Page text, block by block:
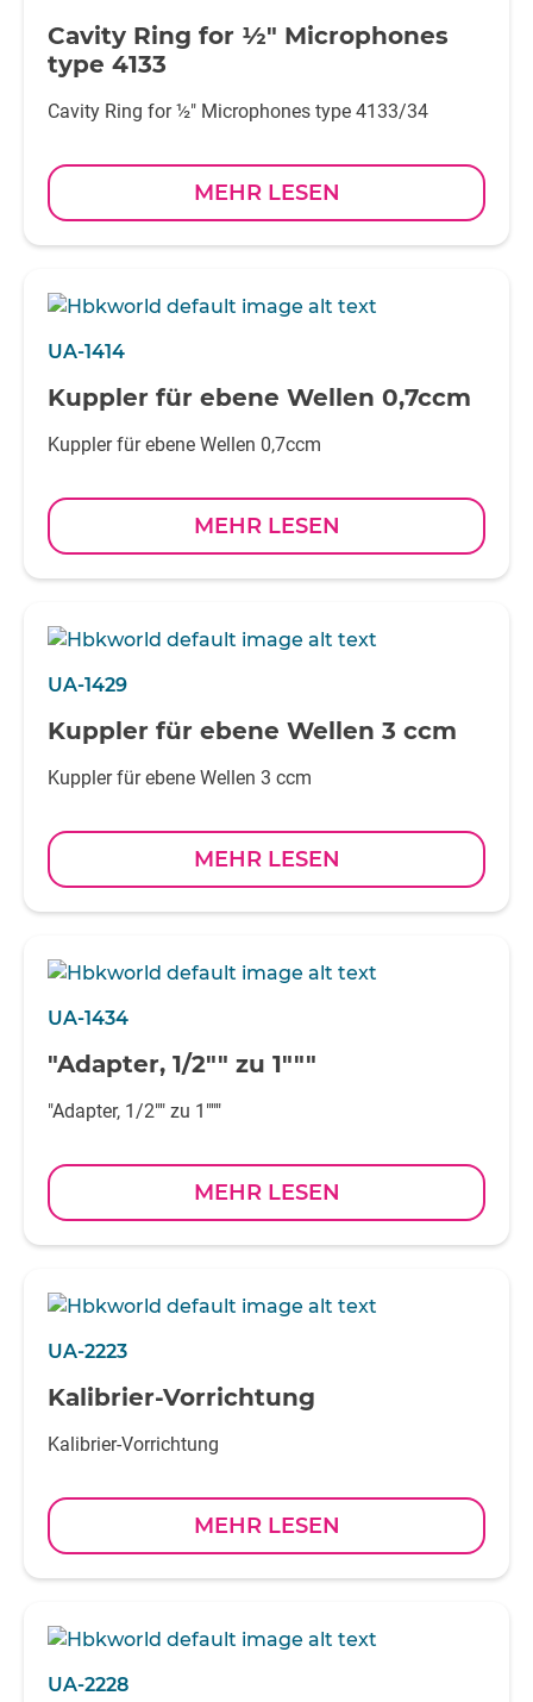
Cavity Ring for ½" Microphones
type 4133
Cavity Ring for ½" Microphones type 4133/34
MEHR LESEN
UA-1414
Kuppler für ebene Wellen 0,7ccm
Kuppler für ebene Wellen 0,7ccm
MEHR LESEN
UA-1429
Kuppler für ebene Wellen 3 ccm
Kuppler für ebene Wellen 3 ccm
MEHR LESEN
UA-1434
"Adapter, 1/2"" zu 1"""
"Adapter, 1/2"" zu 1"""
MEHR LESEN
UA-2223
Kalibrier-Vorrichtung
Kalibrier-Vorrichtung
MEHR LESEN
UA-2228